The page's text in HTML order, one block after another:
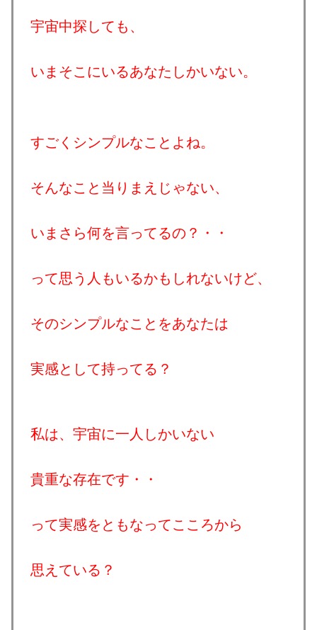
宇宙中探しても、
いまそこにいるあなたしかいない。
すごくシンプルなことよね。
そんなこと当りまえじゃない、
いまさら何を言ってるの？・・
って思う人もいるかもしれないけど、
そのシンプルなことをあなたは
実感として持ってる？
私は、宇宙に一人しかいない
貴重な存在です・・
って実感をともなってこころから
思えている？